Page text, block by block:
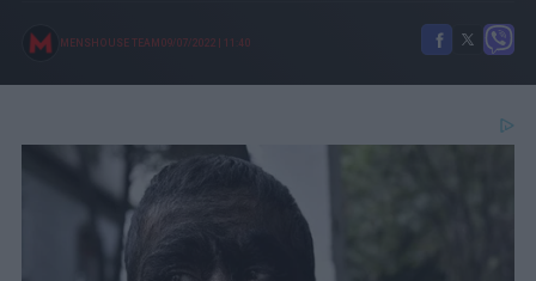
MENSHOUSE TEAM 09/07/2022 11:40